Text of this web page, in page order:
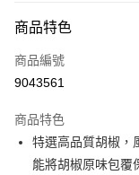
運送方式
• 付款後全家取貨
• 付款後7-11取貨
每筆NT$60，滿
商品特色
商品編號
9043561
商品特色
特選高品質胡椒，
能將胡椒原味包覆